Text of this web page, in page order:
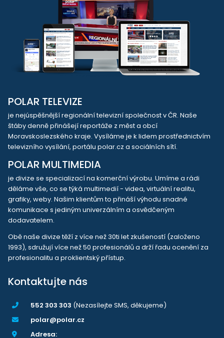
POLAR TELEVIZE
je nejúspěšnější regionální televizní společnost v ČR. Naše
štáby denně přinášejí reportáže z měst a obcí
Moravskoslezského kraje. Vysíláme je k lidem prostřednictvím
televizního vysílání, portálu polar.cz a sociálních sítí.
POLAR MULTIMEDIA
je divize se specializací na komerční výrobu. Umíme a rádi
děláme vše, co se týká multimedií - videa, virtuální realitu,
grafiky, weby. Našim klientům to přináší výhodu snadné
komunikace s jediným univerzálním a osvědčeným
dodavatelem.
Obě naše divize těží z více než 30ti let zkušeností (založeno
1993), sdružují více než 50 profesionálů a drží řadu ocenění za
profesionalitu a proklientský přístup.
Kontaktujte nás
552 303 303 (Nezasílejte SMS, děkujeme)
polar@polar.cz
Adresa: